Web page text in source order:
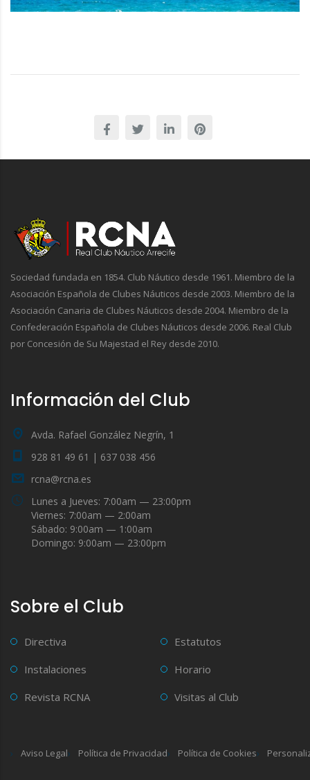
Sociedad fundada en 1854. Club Náutico desde 1961. Miembro de la
Asociación Española de Clubes Náuticos desde 2003. Miembro de la
Asociación Canaria de Clubes Náuticos desde 2004. Miembro de la
Confederación Española de Clubes Náuticos desde 2006. Real Club
por Concesión de Su Majestad el Rey desde 2010.
Información del Club
Avda. Rafael González Negrín, 1
928 81 49 61 | 637 038 456
rcna@rcna.es
Lunes a Jueves: 7:00am — 23:00pm
Viernes: 7:00am — 2:00am
Sábado: 9:00am — 1:00am
Domingo: 9:00am — 23:00pm
Sobre el Club
Directiva
Estatutos
Instalaciones
Horario
Revista RCNA
Visitas al Club
Aviso Legal Política de Privacidad Política de Cookies